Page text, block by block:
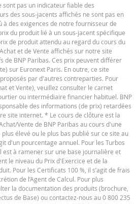
1 An
ACTUELLE
NOUVELLE
SITUATION
85,600 -
61,9137 -
64,4 -
RÉSUMÉ
sont pas un indicateur fiable des
des sous-jacents affichés ne sont pas en
des exigences de notre fournisseur de
du produit lié à un sous-jacent spécifique
de produit attendu au regard du cours du
et de Vente affichés sur notre site
de BNP Paribas. Ces prix peuvent différer
sur Euronext Paris. En outre, ce site
par d'autres contreparties. Pour
et Vente), veuillez consulter le carnet
ou intermédiaire financier habituel. BNP
des informations (de prix) retardées
site internet. * Le cours de clôture est la
Vente de BNP Paribas au cours d'une
élevé ou le plus bas publié sur ce site au
d'un pourcentage annuel. Pour les Turbos
est à ramener sur une base journalière et
le niveau du Prix d'Exercice et de la
Pour les Certificats 100 %, il s’agit de frais
de l’Agent de Calcul. Pour plus
la documentation des produits (brochure,
de Base) ou contactez-nous au 0 800 235